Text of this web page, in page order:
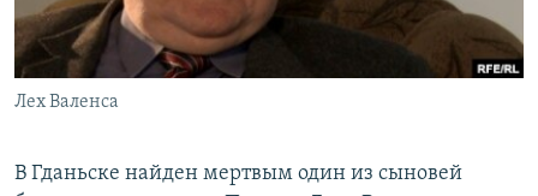
ПОБЕДИТЕЛЕЙ НЕ СУДЯТ?
КРЫМ.НЕПОКОРЕННЫЙ
ELIFBE
ПРИСОЕДИНЯЙТЕСЬ!
Все сайты RFE/RL
Лех Валенса
В Гданьске найден мертвым один из сыновей